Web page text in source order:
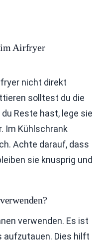
im Airfryer
nicht direkt
solltest du die
Reste hast, lege sie
Im Kühlschrank
Achte darauf, dass
sie knusprig und
verwenden. Es ist
aufzutauen. Dies hilft